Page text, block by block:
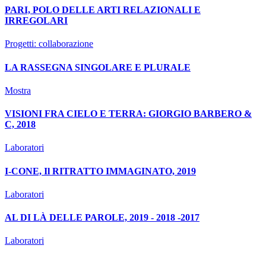
PARI, POLO DELLE ARTI RELAZIONALI E
IRREGOLARI
Progetti: collaborazione
LA RASSEGNA SINGOLARE E PLURALE
Mostra
VISIONI FRA CIELO E TERRA: GIORGIO BARBERO &
C, 2018
Laboratori
I-CONE, Il RITRATTO IMMAGINATO, 2019
Laboratori
AL DI LÀ DELLE PAROLE, 2019 - 2018 -2017
Laboratori